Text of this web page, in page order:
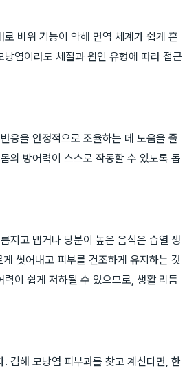
비위 기능이 약해 면역 체계가 쉽게 흔
염이라도 체질과 원인 유형에 따라 접근
응을 안정적으로 조율하는 데 도움을 줄
의 방어력이 스스로 작동할 수 있도록 돕
지고 맵거나 당분이 높은 음식은 습열 생
씻어내고 피부를 건조하게 유지하는 것
이 쉽게 저하될 수 있으므로, 생활 리듬
김해 모낭염 피부과를 찾고 계신다면, 한